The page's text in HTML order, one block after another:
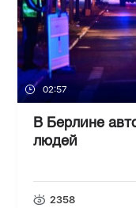
02:57
В Берлине
людей
2358